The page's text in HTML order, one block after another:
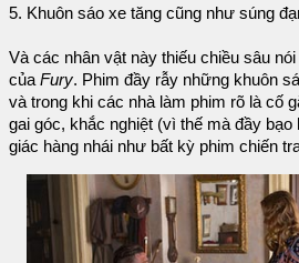
5. Khuôn sáo xe tăng cũng như súng
Và các nhân vật này thiếu chiều sâu
củaFury. Phim đầy rẫy những khuôn
và trong khi các nhà làm phim rõ là cố
gai góc, khắc nghiệt (vì thế mà đầy
giác hàng nhái như bất kỳ phim chiến